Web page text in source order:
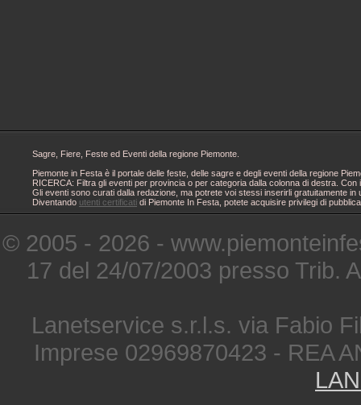
Sagre, Fiere, Feste ed Eventi della regione Piemonte.
Piemonte in Festa è il portale delle feste, delle sagre e degli eventi della regione
RICERCA: Filtra gli eventi per provincia o per categoria dalla colonna di destra.
Gli eventi sono curati dalla redazione, ma potrete voi stessi inserirli gratuitamente
Diventando utenti certificati di Piemonte In Festa, potete acquisire privilegi di
© 2005 - 2026 -
17 del 24/07/2003 presso Trib.
Lanetservice s.r.l.s. via Fabio
Imprese 02969870423 - REA